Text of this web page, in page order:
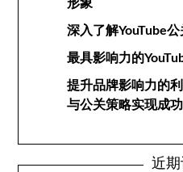
形象
深入了解YouTube
最具影响力的
提升品牌影响力的
与公关策略实现成功
近